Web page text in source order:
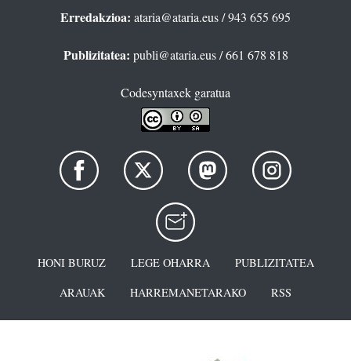
Erredakzioa: ataria@ataria.eus/ 943 655 695
Publizitatea: publi@ataria.eus/ 661 678 818
Codesyntaxek garatua
HONI BURUZ LEGE OHARRA
PUBLIZITATEA
ARAUAK
HARREMANETARAKO RSS